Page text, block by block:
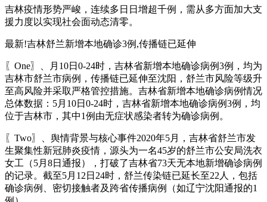
吉林疫情形势严峻，连续多日日增超千例，需从多方面加大支
援力度以实现社会面动态清零。
最新!吉林舒兰新增本地确诊3例,传播链已延伸
〖One〗、月10日0-24时，吉林省新增本地确诊病例3例，均为
吉林市舒兰市病例，传播链已延伸至沈阳，舒兰市风险等级升
至高风险并采取严格管控措施。吉林省新增本地确诊病例情况
总体数据：5月10日0-24时，吉林省新增本地确诊病例3例，均
位于吉林市，其中1例由无症状感染者转为确诊病例。
〖Two〗、舆情背景与核心事件2020年5月，吉林省舒兰市发
生聚集性新冠肺炎疫情，源头为一名45岁的舒兰市公安局洗衣
女工（5月8日通报），打破了吉林省73天无本地新增确诊病例
的记录。截至5月12日24时，舒兰传染链已延长至22人，包括
确诊病例、密切接触者及跨省传播病例（如辽宁沈阳通报的1